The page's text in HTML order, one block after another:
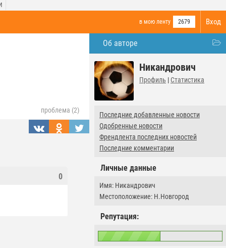
Вход
в мою ленту 2679
Об авторе
Никандрович
Профиль | Статистика
Последние добавленные новости
Одобренные новости
Френдлента последних новостей
Последние комментарии
Личные данные
Имя: Никандрович
Местоположение: Н.Новгород
Репутация:
проблема (2)
0